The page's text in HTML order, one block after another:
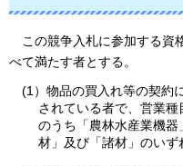
この競争入札に参加する資
べて満たす者とする。
(1）物品の買入れ等の契約
されている者で、営業
のうち「農林水産業機
材」及び「諸材」のいず